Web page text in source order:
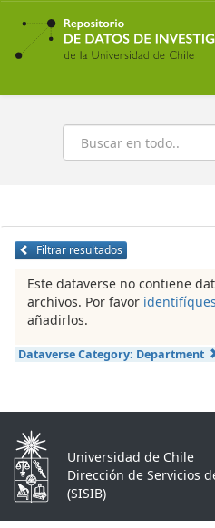
Ir
contenido
principal
Buscar
Filtrar resultados
Este dataverse no contiene
archivos. Por favor
añadirlos.
Dataverse Category: Department
Universidad de Chile
Dirección de Servicios
(SISIB)